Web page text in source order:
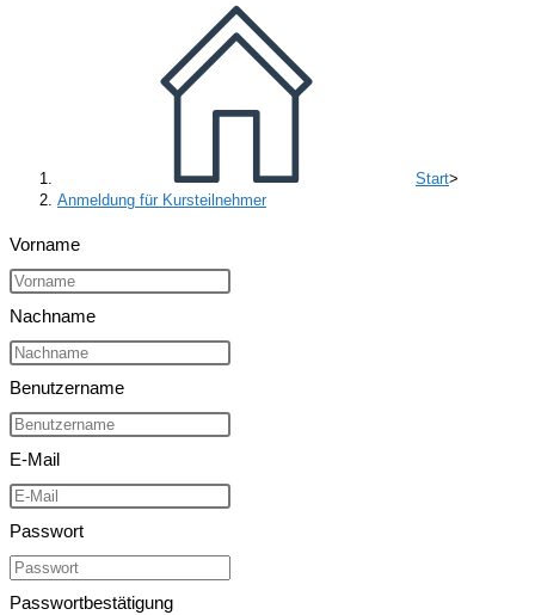
Start>
Anmeldung für Kursteilnehmer
Vorname
Nachname
Benutzername
E-Mail
Passwort
Passwortbestätigung